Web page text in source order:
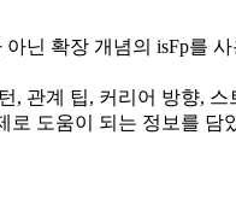
닌 확장 개념의 isFp를
, 관계 팁, 커리어 방향,
로 도움이 되는 정보를 담